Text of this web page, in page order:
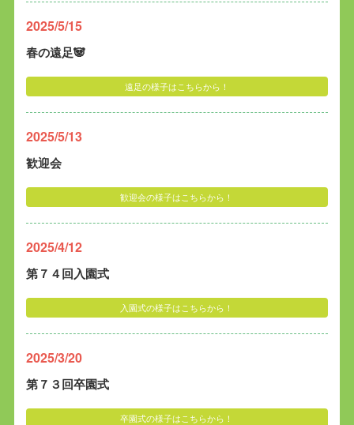
2025/5/15
春の遠足🐼
遠足の様子はこちらから！
2025/5/13
歓迎会
歓迎会の様子はこちらから！
2025/4/12
第７４回入園式
入園式の様子はこちらから！
2025/3/20
第７３回卒園式
卒園式の様子はこちらから！